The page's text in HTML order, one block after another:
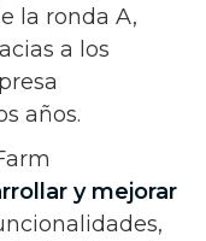
la ronda A,
a los
años.
y mejorar